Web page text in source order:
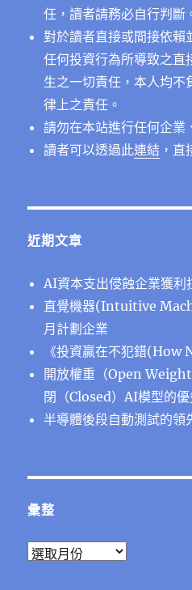
任，讀者請務必自行判斷
對於讀者直接或間接依賴
任何投資行為所導致之直
生之一切責任，本人均不
律上之責任。
請勿在本站進行任何企業
讀者可以透過此連結 ，直
近期文章
AI資本支出侵蝕企業獲利
直覺機器(Intuitive
月計劃企業
《投資贏在不犯錯(How
開放權重（Open
閉（Closed）AI模型的
半導體後段⾃動測試的
彙整
彙